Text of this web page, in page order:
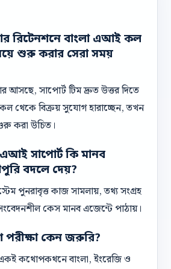
রিটেনশনে বাংলা এআই কল
শুরু করার সেরা সময়
আসছে, সাপোর্ট টিম দ্রুত উত্তর দিতে
থেকে বিক্রয় সুযোগ হারাচ্ছেন, তখন
করা উচিত।
সাপোর্ট কি মানব
বদলে দেয়?
পুনরাবৃত্ত কাজ সামলায়, তথ্য সংগ্রহ
কেস মানব এজেন্টে পাঠায়।
পরীক্ষা কেন জরুরি?
একই কথোপকথনে বাংলা, ইংরেজি ও